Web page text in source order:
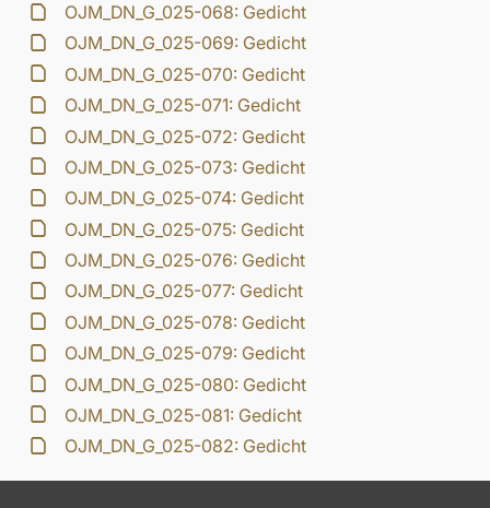
OJM_DN_G_025-068: Gedicht
OJM_DN_G_025-069: Gedicht
OJM_DN_G_025-070: Gedicht
OJM_DN_G_025-071: Gedicht
OJM_DN_G_025-072: Gedicht
OJM_DN_G_025-073: Gedicht
OJM_DN_G_025-074: Gedicht
OJM_DN_G_025-075: Gedicht
OJM_DN_G_025-076: Gedicht
OJM_DN_G_025-077: Gedicht
OJM_DN_G_025-078: Gedicht
OJM_DN_G_025-079: Gedicht
OJM_DN_G_025-080: Gedicht
OJM_DN_G_025-081: Gedicht
OJM_DN_G_025-082: Gedicht